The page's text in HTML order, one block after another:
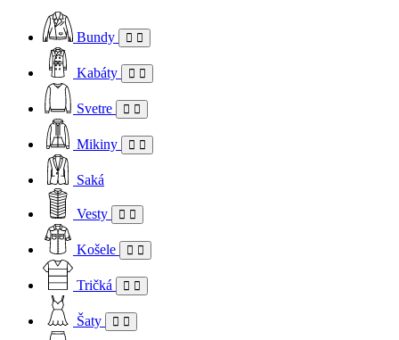
Bundy
Kabáty
Svetre
Mikiny
Saká
Vesty
Košele
Tričká
Šaty